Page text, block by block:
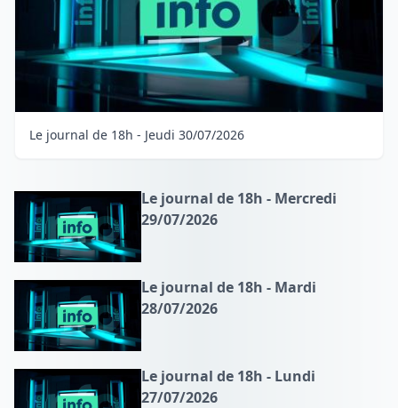
Le journal de 18h - Jeudi 30/07/2026
Le journal de 18h - Mercredi
29/07/2026
Le journal de 18h - Mardi
28/07/2026
Le journal de 18h - Lundi
27/07/2026